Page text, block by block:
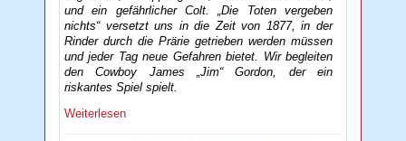
und ein gefährlicher Colt. „Die Toten vergeben
nichts“ versetzt uns in die Zeit von 1877, in der
Rinder durch die Prärie getrieben werden müssen
und jeder Tag neue Gefahren bietet. Wir begleiten
den Cowboy James „Jim“ Gordon, der ein
riskantes Spiel spielt.
Weiterlesen